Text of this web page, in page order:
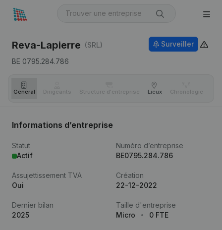
Reva-Lapierre (SRL)
BE 0795.284.786
Surveiller
Général Dirigeants Structure d'entreprise Lieux Chronologie
Informations d’entreprise
Statut
Actif
Numéro d’entreprise
BE0795.284.786
Assujettissement TVA
Oui
Création
22-12-2022
Dernier bilan
2025
Taille d'entreprise
Micro
0 FTE